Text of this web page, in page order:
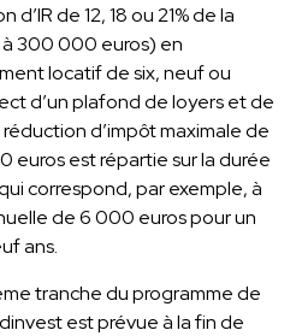
de 12, 18 ou 21% de la
300 000 euros) en
locatif de six, neuf ou
d’un plafond de loyers et de
d’impôt maximale de
est répartie sur la durée
correspond, par exemple, à
de 6 000 euros pour un
ans.
tranche du programme de
est prévue à la fin de